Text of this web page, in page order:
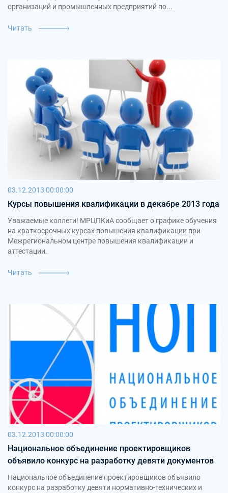
организаци­й и промышленн­ых предприяти­й по...
Читать
03.12.2013 00:00:00
Курсы повышения квалификации в декабре 2013 года
Уважаемые коллеги! МРЦПКиА сообщает о графике обучения
на краткосрочных курсах повышения квалификации при
Межрегиональном центре повышения квалификации и
аттестации.
Читать
03.12.2013 00:00:00
Национальное объединение проектировщиков
объявило конкурс на разработку девяти документов
Национальное объединение проектировщиков объявило
конкурс на разработку девяти нормативно-технических и